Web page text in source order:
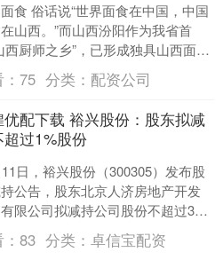
食 俗话说“世界面食在中国，中国
山西。”而山西汾阳作为我省首
西厨师之乡”，已形成独具山西面食
的饮食文化。那么，汾阳面食的独
体现在哪里....
：75 分类： 配资公司
优配下载 裕兴股份：股东拟减
超过1%股份
日，裕兴股份（300305）发布股
公告，股东北京人济房地产开发
限公司拟减持公司股份不超过375
，减持比例不超过公司总股本的
以下是....
：83 分类：卓信宝配资